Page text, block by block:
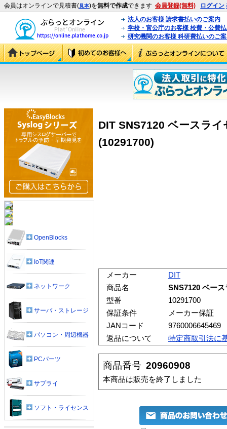
会員はオンラインで見積書(見本)を無料で作成できます 会員登録(無料) ログイン
法人のお客様 請求書払いのご案内
学校・官公庁のお客様 校費・公費
研究機関のお客様 科研費払いのご
DIT SNS7120 ベースラ
(10291700)
メーカー
DIT
商品名
SNS7120 ベー
型番
10291700
保証条件
メーカー保証
JANコード
9760006645469
返品について
特定商取引法に
商品番号 20960908
本商品は販売を終了しました
OpenBlocks
IoT関連
ネットワーク
サーバ・ストレージ
パソコン・周辺機器
PCパーツ
サプライ
ソフト・ライセンス